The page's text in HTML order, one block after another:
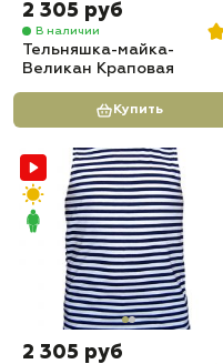
2 305 руб
В наличии
Тельняшка-майка-
Великан Краповая
Купить
2 305 руб